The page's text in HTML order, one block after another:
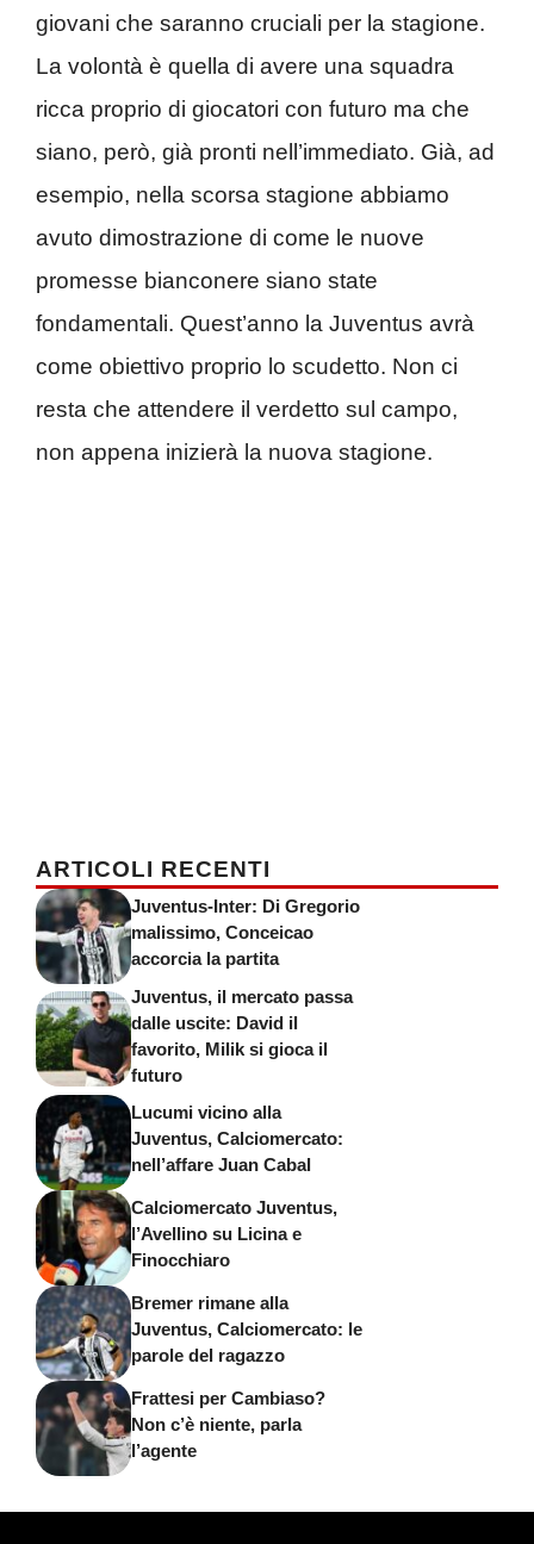
giovani che saranno cruciali per la stagione.
La volontà è quella di avere una squadra
ricca proprio di giocatori con futuro ma che
siano, però, già pronti nell’immediato. Già, ad
esempio, nella scorsa stagione abbiamo
avuto dimostrazione di come le nuove
promesse bianconere siano state
fondamentali. Quest’anno la Juventus avrà
come obiettivo proprio lo scudetto. Non ci
resta che attendere il verdetto sul campo,
non appena inizierà la nuova stagione.
ARTICOLI RECENTI
Juventus-Inter: Di Gregorio
malissimo, Conceicao
accorcia la partita
Juventus, il mercato passa
dalle uscite: David il
favorito, Milik si gioca il
futuro
Lucumi vicino alla
Juventus, Calciomercato:
nell’affare Juan Cabal
Calciomercato Juventus,
l’Avellino su Licina e
Finocchiaro
Bremer rimane alla
Juventus, Calciomercato: le
parole del ragazzo
Frattesi per Cambiaso?
Non c’è niente, parla
l’agente